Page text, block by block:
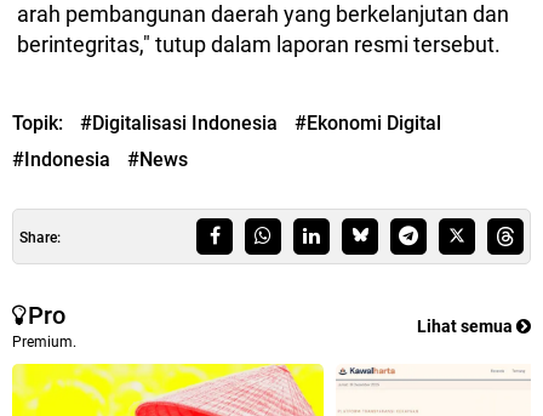
arah pembangunan daerah yang berkelanjutan dan
berintegritas," tutup dalam laporan resmi tersebut.
Topik: #Digitalisasi Indonesia
#Ekonomi Digital
#Indonesia
#News
Share:
Pro
Premium.
Lihat semua